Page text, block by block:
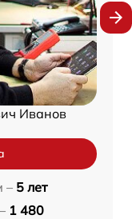
Иванов
– 5 лет
1 480